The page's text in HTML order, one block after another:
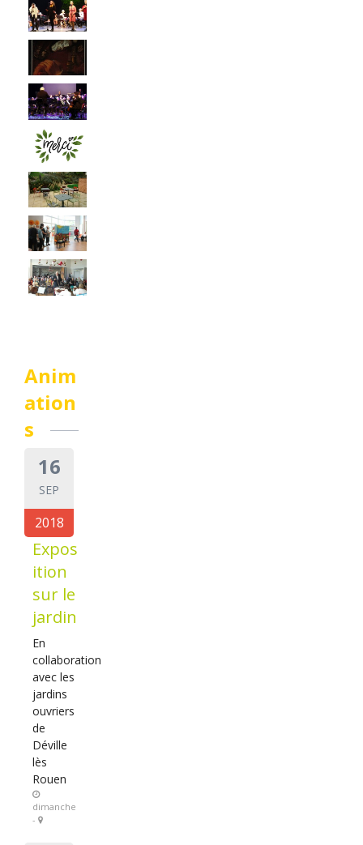
Anim
ation
s
16
SEP
2018
Expos
ition
sur le
jardin
En
collaboration
avec les
jardins
ouvriers
de
Déville
lès
Rouen
dimanche
-